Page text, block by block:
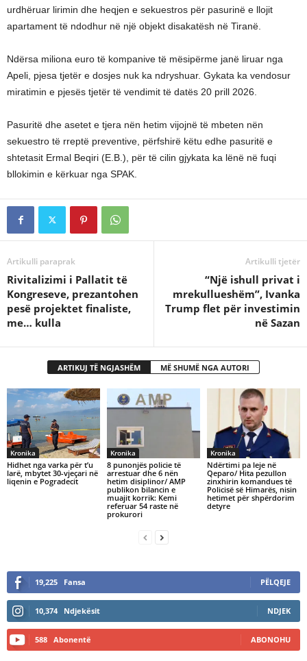
urdhëruar lirimin dhe heqjen e sekuestros për pasurinë e llojit
apartament të ndodhur në një objekt disakatësh në Tiranë.
Ndërsa miliona euro të kompanive të mësipërme janë liruar nga
Apeli, pjesa tjetër e dosjes nuk ka ndryshuar. Gykata ka vendosur
miratimin e pjesës tjetër të vendimit të datës 20 prill 2026.
Pasuritë dhe asetet e tjera nën hetim vijojnë të mbeten nën
sekuestro të rreptë preventive, përfshirë këtu edhe pasuritë e
shtetasit Ermal Beqiri (E.B.), për të cilin gjykata ka lënë në fuqi
bllokimin e kërkuar nga SPAK.
Artikulli paraprak
Rivitalizimi i Pallatit të
Kongreseve, prezantohen
pesë projektet finaliste,
me… kulla
Artikulli tjetër
“Një ishull privat i
mrekullueshëm”, Ivanka
Trump flet për investimin
në Sazan
ARTIKUJ TË NGJASHËM MË SHUMË NGA AUTORI
Kronika
Hidhet nga varka për t’u
larë, mbytet 30-vjeçari në
liqenin e Pogradecit
Kronika
8 punonjës policie të
arrestuar dhe 6 nën
hetim disiplinor/ AMP
publikon bilancin e
muajit korrik: Kemi
referuar 54 raste në
prokurori
Kronika
Ndërtimi pa leje në
Qeparo/ Hita pezullon
zinxhirin komandues të
Policisë së Himarës, nisin
hetimet për shpërdorim
detyre
19,225 Fansa PËLQEJE
10,374 Ndjekësit NDJEK
588 Abonentë ABONOHU